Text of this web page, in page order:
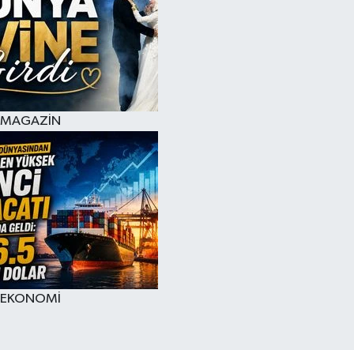
MAGAZİN
EKONOMİ